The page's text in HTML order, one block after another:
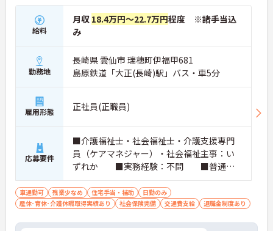
給料
月収 18.4万円～22.7万円程度 ※諸手当込
み
勤務地
長崎県 雲仙市 瑞穂町伊福甲681
島原鉄道「大正(長崎)駅」バス・車5分
雇用形態 正社員(正職員)
応募要件
■介護福祉士・社会福祉士・介護支援専門
員（ケアマネジャー）・社会福祉主事：い
ずれか ■実務経験：不問 ■普通自
動車運転免許（AT限定可）：必須
車通勤可 残業少なめ 住宅手当・補助
日勤のみ
産休･育休･介護休暇取得実績あり
社会保険完備 交通費支給 退職金制度あり